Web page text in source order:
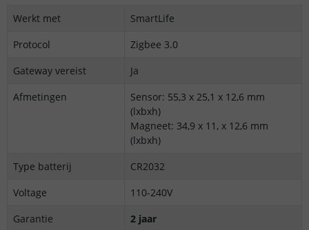
Werkt met
SmartLife
Protocol
Zigbee 3.0
Gateway vereist
Ja
Afmetingen
Sensor: 55,3 x 25,1 x 12,6 mm
(lxbxh)
Magneet: 34,9 x 11, x 12,6 mm
(lxbxh)
Type batterij
CR2032
Voltage
110-240V
Garantie
2 jaar